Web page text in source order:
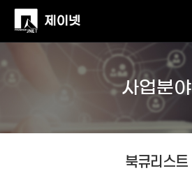
사업분야
북큐리스트